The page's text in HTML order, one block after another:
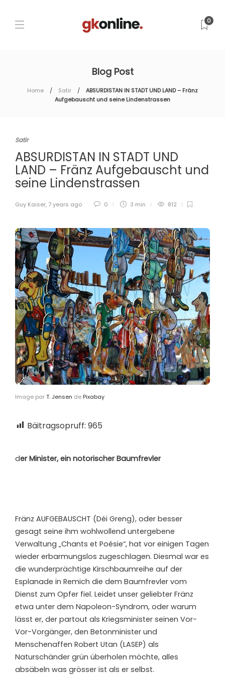
0
Blog Post
Home Satir
ABSURDISTAN IN STADT UND LAND – Fränz
Aufgebauscht und seine Lindenstrassen
Satir
ABSURDISTAN IN STADT UND
LAND – Fränz Aufgebauscht und
seine Lindenstrassen
Guy Kaiser, 7 years ago 0 3 min 812
Image parT. Jensen de Pixabay
Bäitragsopruff: 965
der Minister, ein notorischer Baumfrevler
Fränz AUFGEBAUSCHT (Déi Greng), oder besser
gesagt seine ihm wohlwollend untergebene
Verwaltung „Chants et Poésie“, hat vor einigen Tagen
wieder erbarmungslos zugeschlagen. Diesmal war es
die wunderprächtige Kirschbaumreihe auf der
Esplanade in Remich die dem Baumfrevler vom
Dienst zum Opfer fiel. Leidet unser geliebter Fränz
etwa unter dem Napoleon-Syndrom, oder warum
lässt er, der partout als Kriegsminister seinen Vor-
Vor-Vorgänger, den Betonminister und
Menschenaffen Robert Utan (LASEP) als
Naturschänder grün überholen möchte, alles
absäbeln was grösser ist als er selbst.